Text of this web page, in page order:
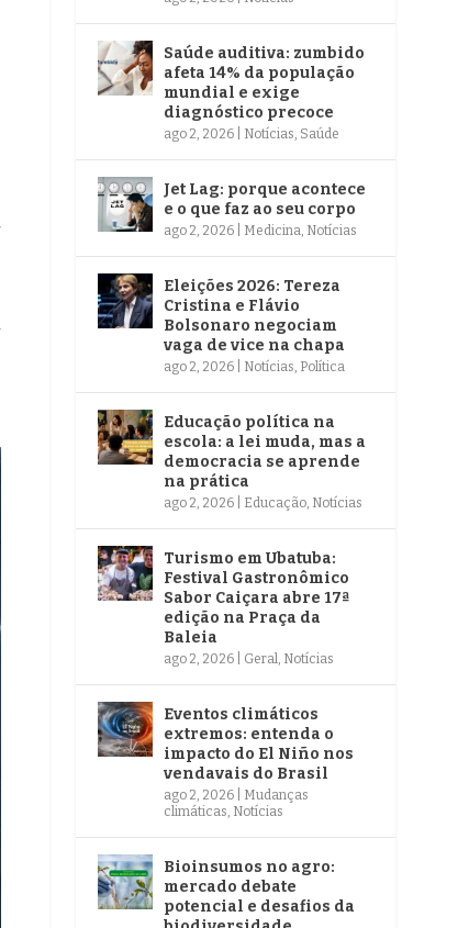
Saúde auditiva: zumbido
afeta 14% da população
mundial e exige
diagnóstico precoce
ago 2, 2026 Notícias, Saúde
Jet Lag: porque acontece
e o que faz ao seu corpo
ago 2, 2026 Medicina, Notícias
Eleições 2026: Tereza
Cristina e Flávio
Bolsonaro negociam
vaga de vice na chapa
ago 2, 2026 Notícias, Política
Educação política na
escola: a lei muda, mas a
democracia se aprende
na prática
ago 2, 2026 Educação, Notícias
Turismo em Ubatuba:
Festival Gastronômico
Sabor Caiçara abre 17ª
edição na Praça da
Baleia
ago 2, 2026 Geral, Notícias
Eventos climáticos
extremos: entenda o
impacto do El Niño nos
vendavais do Brasil
ago 2, 2026
Mudanças
climáticas, Notícias
Bioinsumos no agro:
mercado debate
potencial e desafios da